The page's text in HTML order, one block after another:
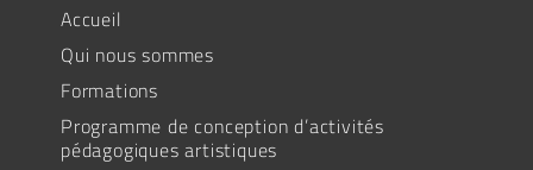
Accueil
Qui nous sommes
Formations
Programme de conception d’activités
pédagogiques artistiques